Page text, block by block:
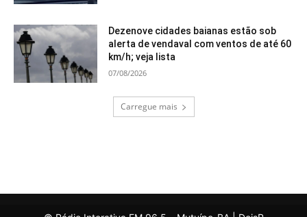
Dezenove cidades baianas estão sob
alerta de vendaval com ventos de até 60
km/h; veja lista
07/08/2026
Carregue mais